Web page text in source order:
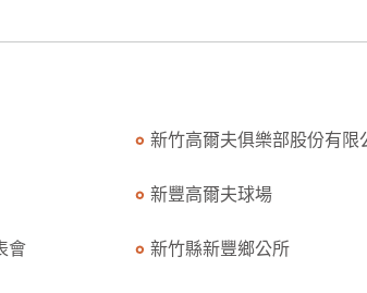
新竹高爾夫俱樂部股份有限
新豐高爾夫球場
會 新竹縣新豐鄉公所